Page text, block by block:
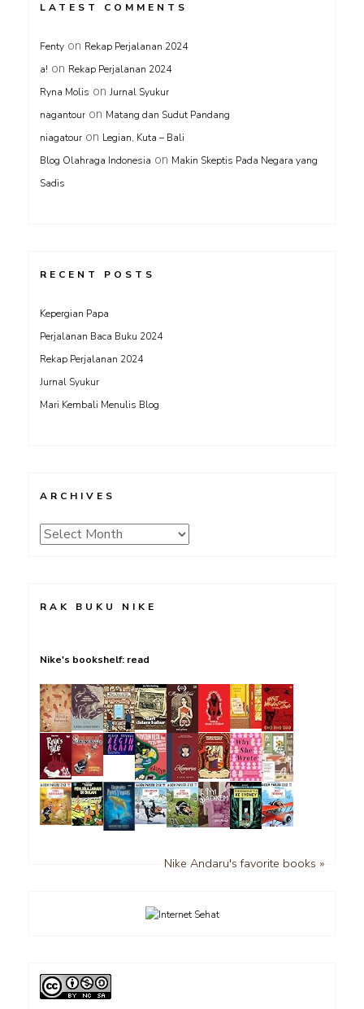
LATEST COMMENTS
Fenty on Rekap Perjalanan 2024
a! on Rekap Perjalanan 2024
Ryna Molis on Jurnal Syukur
nagantour on Matang dan Sudut Pandang
niagatour on Legian, Kuta – Bali
Blog Olahraga Indonesia on Makin Skeptis Pada Negara yang
Sadis
RECENT POSTS
Kepergian Papa
Perjalanan Baca Buku 2024
Rekap Perjalanan 2024
Jurnal Syukur
Mari Kembali Menulis Blog
ARCHIVES
Archives
RAK BUKU NIKE
Nike's bookshelf: read
Nike Andaru's favorite books »